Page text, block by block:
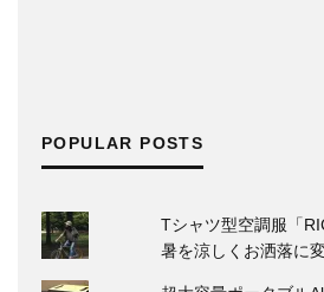
POPULAR POSTS
Tシャツ型空調服「
暑を涼しくお洒落に